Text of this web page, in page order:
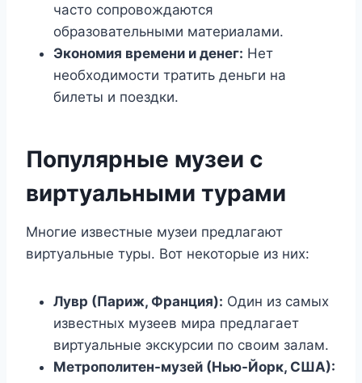
часто сопровождаются
образовательными материалами.
Экономия времени и денег: Нет
необходимости тратить деньги на
билеты и поездки.
Популярные музеи с
виртуальными турами
Многие известные музеи предлагают
виртуальные туры. Вот некоторые из них:
Лувр (Париж, Франция): Один из самых
известных музеев мира предлагает
виртуальные экскурсии по своим залам.
Метрополитен-музей (Нью-Йорк, США):